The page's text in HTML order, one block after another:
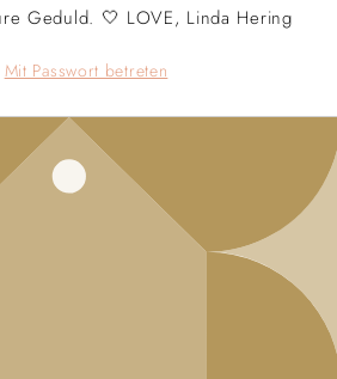
Geduld. 🤍 LOVE, Linda Hering
Mit Passwort betreten